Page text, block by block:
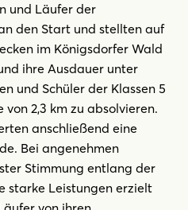
und Läufer der
den Start und stellten auf
im Königsdorfer Wald
ihre Ausdauer unter
und Schüler der Klassen 5
2,3 km zu absolvieren.
anschließend eine
Bei angenehmen
Stimmung entlang der
starke Leistungen erzielt